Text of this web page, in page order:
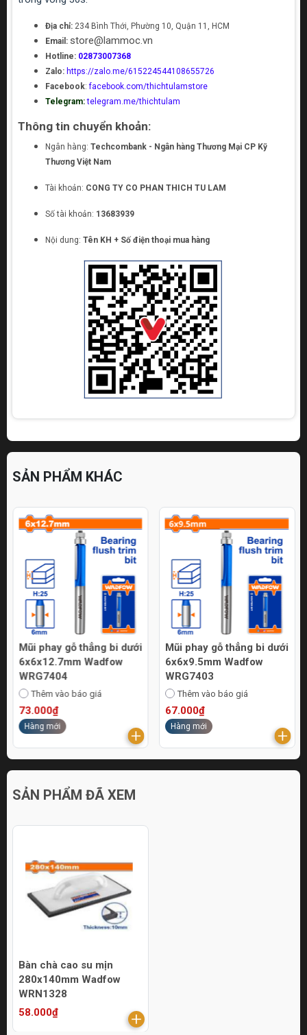
Địa chỉ: 234 Bình Thới, Phường 10, Quận 11, HCM
Email: store@lammoc.vn
Hotline: 02873007368
Zalo: https://zalo.me/615224544108655726
Facebook:facebook.com/thichtulamstore
Telegram: telegram.me/thichtulam
Thông tin chuyển khoản:
Ngân hàng: Techcombank - Ngân hàng Thương Mại CP Kỹ
Thương Việt Nam
Tài khoản: CONG TY CO PHAN THICH TU LAM
Số tài khoản: 13683939
Nội dung: Tên KH + Số điện thoại mua hàng
SẢN PHẨM KHÁC
Mũi phay gỗ thẳng bi dưới
6x6x12.7mm Wadfow
WRG7404
Thêm vào báo giá
73.000₫
Hàng mới
Mũi phay gỗ thẳng bi dưới
6x6x9.5mm Wadfow
WRG7403
Thêm vào báo giá
67.000₫
Hàng mới
SẢN PHẨM ĐÃ XEM
Bàn chà cao su mịn
280x140mm Wadfow
WRN1328
58.000₫